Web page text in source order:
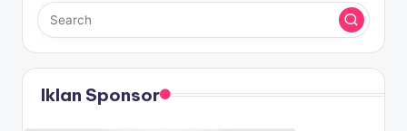
Iklan Sponsor